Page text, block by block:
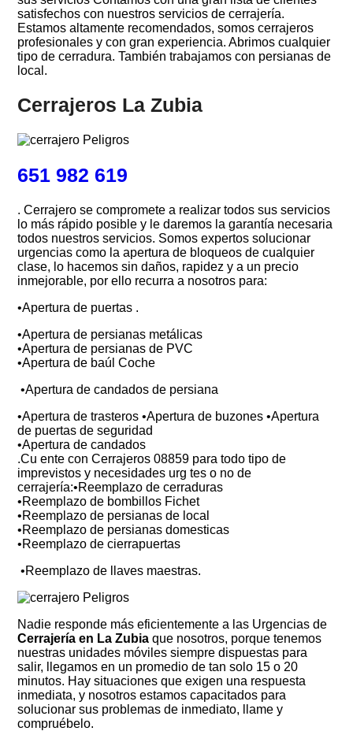
satisfechos con nuestros servicios de cerrajería.
Estamos altamente recomendados, somos cerrajeros
profesionales y con gran experiencia. Abrimos cualquier
tipo de cerradura. También trabajamos con persianas de
local.
Cerrajeros La Zubia
651 982 619
. Cerrajero se compromete a realizar todos sus servicios
lo más rápido posible y le daremos la garantía necesaria
todos nuestros servicios. Somos expertos solucionar
urgencias como la apertura de bloqueos de cualquier
clase, lo hacemos sin daños, rapidez y a un precio
inmejorable, por ello recurra a nosotros para:
•Apertura de puertas .
•Apertura de persianas metálicas
•Apertura de persianas de PVC
•Apertura de baúl Coche
•Apertura de candados de persiana
•Apertura de trasteros •Apertura de buzones •Apertura
de puertas de seguridad
•Apertura de candados
.Cu ente con Cerrajeros 08859 para todo tipo de
imprevistos y necesidades urg tes o no de
cerrajería:•Reemplazo de cerraduras
•Reemplazo de bombillos Fichet
•Reemplazo de persianas de local
•Reemplazo de persianas domesticas
•Reemplazo de cierrapuertas
•Reemplazo de llaves maestras.
Nadie responde más eficientemente a las Urgencias de
Cerrajería en La Zubia que nosotros, porque tenemos
nuestras unidades móviles siempre dispuestas para
salir, llegamos en un promedio de tan solo 15 o 20
minutos. Hay situaciones que exigen una respuesta
inmediata, y nosotros estamos capacitados para
solucionar sus problemas de inmediato, llame y
compruébelo.